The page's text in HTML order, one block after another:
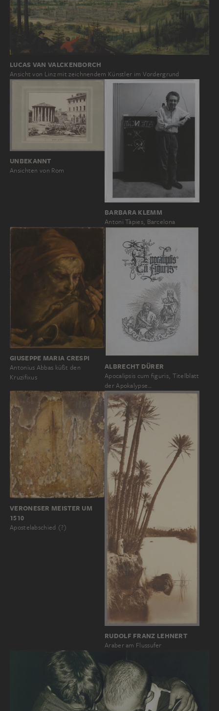
LUCAS VAN VALCKENBORCH
Ansicht von Linz mit zeichnendem Künstler im Vordergrund
UNBEKANNT
Ansichten von Rom
BARBARA KLEMM
Antoni Tàpies, Barcelona
GIUSEPPE MARIA CRESPI
Antonius Abbas küßt den
Kruzifixus
ALBRECHT DÜRER
Apocalipsis cum figuris, Titelblatt
der Apokalypse…
VERONESER MEISTER UM
1510
Apostelabschied (?)
RUDOLF FRANZ LEHNERT
Araber am Flussufer